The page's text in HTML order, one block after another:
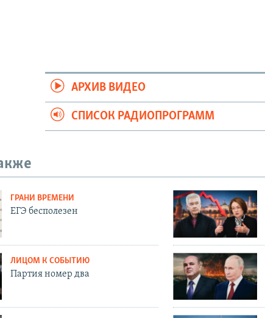
АРХИВ ВИДЕО
СПИСОК РАДИОПРОГРАММ
ГРАНИ ВРЕМЕНИ
ЕГЭ бесполезен
ЛИЦОМ К СОБЫТИЮ
Партия номер два